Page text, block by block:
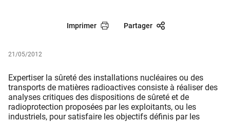
Imprimer Partager
21/05/2012
Expertiser la sûreté des installations nucléaires ou des
transports de matières radioactives consiste à réaliser des
analyses critiques des dispositions de sûreté et de
radioprotection proposées par les exploitants, ou les
industriels, pour satisfaire les objectifs définis par les